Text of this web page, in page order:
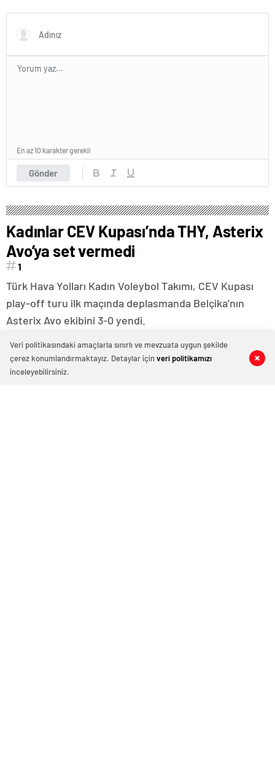
0 0
Gönder
En az 10 karakter gerekli
Kadınlar CEV Kupası’nda THY, Asterix
Avo’ya set vermedi
1
Türk Hava Yolları Kadın Voleybol Takımı, CEV Kupası
play-off turu ilk maçında deplasmanda Belçika'nın
Asterix Avo ekibini 3-0 yendi.
0 0
Veri politikasındaki amaçlarla sınırlı ve mevzuata uygun şekilde
çerez konumlandırmaktayız. Detaylar içinveri politikamızı
inceleyebilirsiniz.